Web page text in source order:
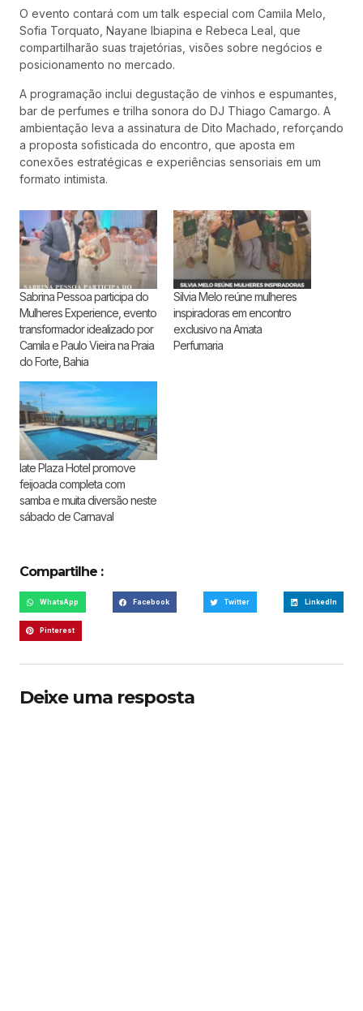
O evento contará com um talk especial com Camila Melo,
Sofia Torquato, Nayane Ibiapina e Rebeca Leal, que
compartilharão suas trajetórias, visões sobre negócios e
posicionamento no mercado.
A programação inclui degustação de vinhos e espumantes,
bar de perfumes e trilha sonora do DJ Thiago Camargo. A
ambientação leva a assinatura de Dito Machado, reforçando
a proposta sofisticada do encontro, que aposta em
conexões estratégicas e experiências sensoriais em um
formato intimista.
Sabrina Pessoa participa do
Mulheres Experience, evento
transformador idealizado por
Camila e Paulo Vieira na Praia
do Forte, Bahia
Silvia Melo reúne mulheres
inspiradoras em encontro
exclusivo na Amata
Perfumaria
Iate Plaza Hotel promove
feijoada completa com
samba e muita diversão neste
sábado de Carnaval
Compartilhe :
WhatsApp Facebook Twitter LinkedIn
Pinterest
Deixe uma resposta